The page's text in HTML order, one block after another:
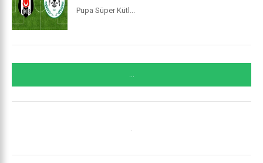
Pupa Süper Kütl...
...